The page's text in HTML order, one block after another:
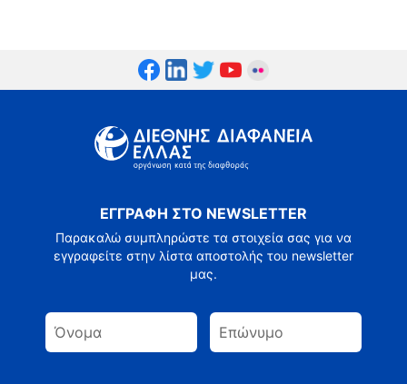
ΕΓΓΡΑΦΗ ΣΤΟ NEWSLETTER
Παρακαλώ συμπληρώστε τα στοιχεία σας για να
εγγραφείτε στην λίστα αποστολής του newsletter
μας.